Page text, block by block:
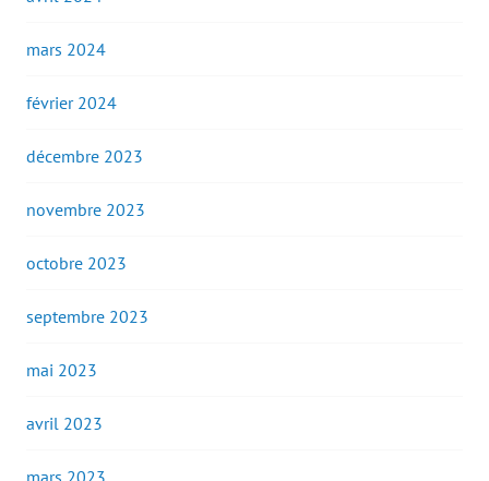
mars 2024
février 2024
décembre 2023
novembre 2023
octobre 2023
septembre 2023
mai 2023
avril 2023